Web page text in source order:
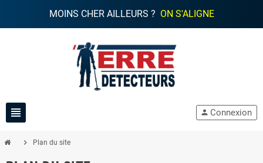
MOINS CHER AILLEURS ? ON S'ALIGNE
view_headline person Connexion
chevron_right Plan du site